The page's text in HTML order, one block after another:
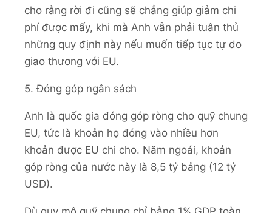
cho rằng rời đi cũng sẽ chẳng giúp giảm chi
phí được mấy, khi mà Anh vẫn phải tuân thủ
những quy định này nếu muốn tiếp tục tự do
giao thương với EU.
5. Đóng góp ngân sách
Anh là quốc gia đóng góp ròng cho quỹ chung
EU, tức là khoản họ đóng vào nhiều hơn
khoản được EU chi cho. Năm ngoái, khoản
góp ròng của nước này là 8,5 tỷ bảng (12 tỷ
USD).